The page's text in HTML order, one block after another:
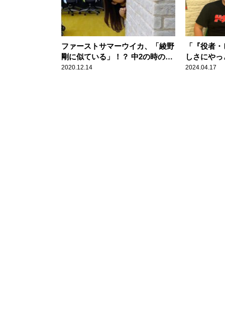
ファーストサマーウイカ、「綾野
剛に似ている」！？ 中2の時の写
真に驚きの反応
2020.12.14
「『役者
しさにや
野卓球が
2024.04.17